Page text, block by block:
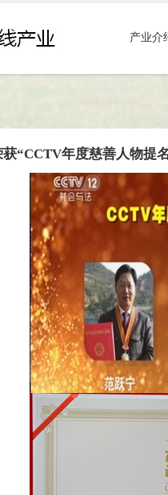
产业介
“CCTV年度慈善人物提